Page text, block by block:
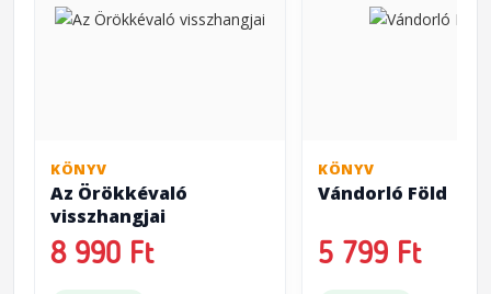
KÖNYV
Az Örökkévaló
visszhangjai
8 990 Ft
KÖNYV
Vándorló Föld
5 799 Ft